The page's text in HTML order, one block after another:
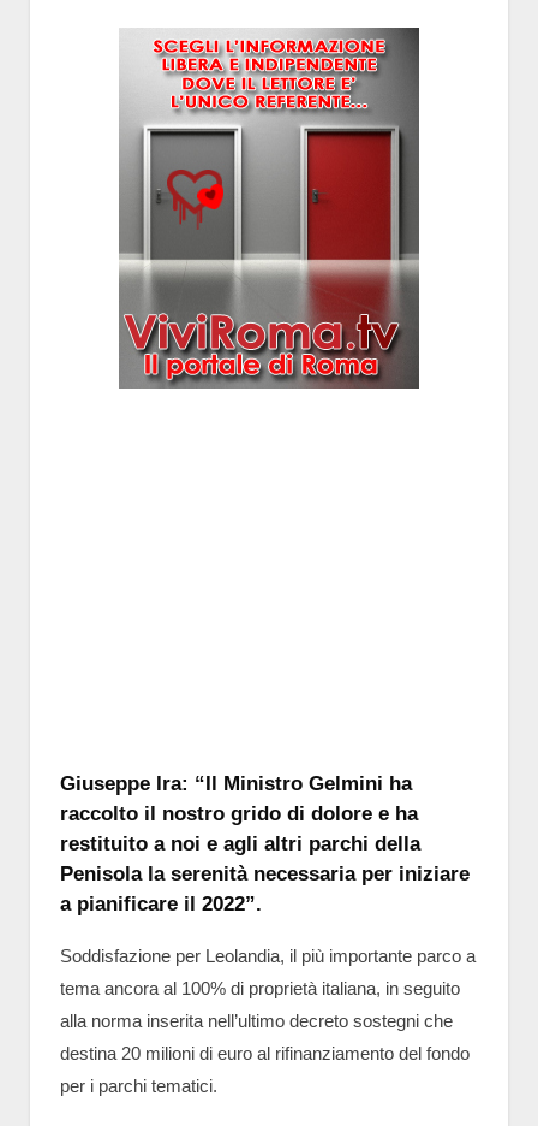
Giuseppe Ira: “Il Ministro Gelmini ha
raccolto il nostro grido di dolore e ha
restituito a noi e agli altri parchi della
Penisola la serenità necessaria per iniziare
a pianificare il 2022”.
Soddisfazione per Leolandia, il più importante parco a
tema ancora al 100% di proprietà italiana, in seguito
alla norma inserita nell’ultimo decreto sostegni che
destina 20 milioni di euro al rifinanziamento del fondo
per i parchi tematici.